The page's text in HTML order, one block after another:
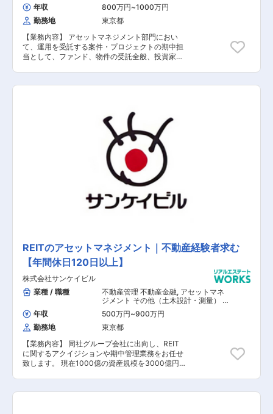
の他（建築設計・積算）
年収 800万円~1000万円
勤務地
東京都
【業務内容】 アセットマネジメント部門におい
て、運用を受託する案件・プロジェクトの期中担
当として、ファンド、物件の受託全般、投資家や
得することで事業拡大を視野に入れているため、
管理・報告 ■適切な不動産管理会社の選定・マネ
ジメント ■投資家様への定期的な報告活動 ■リフ
ァイナンス業務 ■保有不動産の売却 【担当者コ
メント】 世界で530ある拠点で日々新しい情報が
蓄積されるため、経験幅としてはかなり多くのこ
とが学べます。また、アセットマネージャーとし
て、グローバルに、NY証券取引所上場企業とい
う規模感あるブランドにて、不動産ファンドの運
用を担うキャリアを形成することができます。
REITのアセットマネジメント｜不動産経験者求む
【年間休日120日以上】
株式会社サンケイビル
業種 / 職種
不動産管理 不動産金融, アセットマネ
ジメント その他（土木設計・測量） そ
の他（建築設計・積算）
年収 500万円~900万円
勤務地
東京都
【業務内容】 同社グループ会社に出向し、REIT
に関するアクイジションや期中管理業務をお任せ
致します。 現在1000億の資産規模を3000億円
計画の作成（期中管理）などを行っていただきま